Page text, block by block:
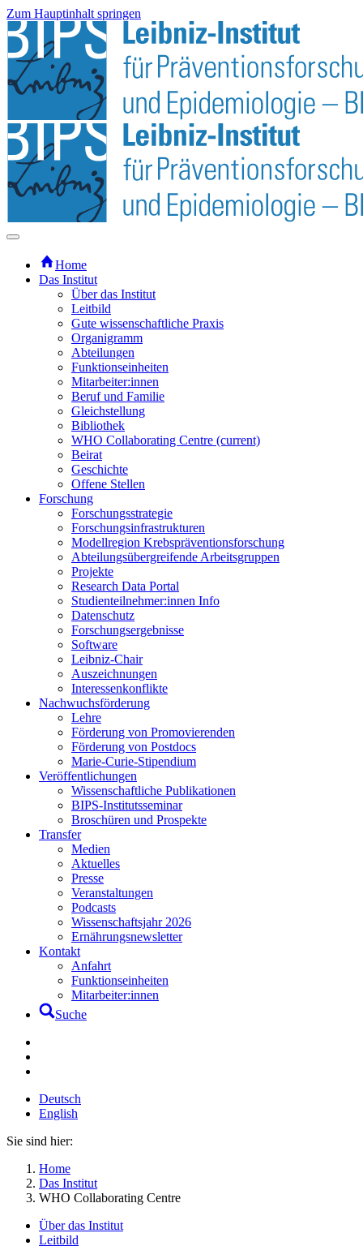
Zum Hauptinhalt springen
Home
Das Institut
Über das Institut
Leitbild
Gute wissenschaftliche Praxis
Organigramm
Abteilungen
Funktionseinheiten
Mitarbeiter:innen
Beruf und Familie
Gleichstellung
Bibliothek
WHO Collaborating Centre (current)
Beirat
Geschichte
Offene Stellen
Forschung
Forschungsstrategie
Forschungsinfrastrukturen
Modellregion Krebspräventionsforschung
Abteilungsübergreifende Arbeitsgruppen
Projekte
Research Data Portal
Studienteilnehmer:innen Info
Datenschutz
Forschungsergebnisse
Software
Leibniz-Chair
Auszeichnungen
Interessenkonflikte
Nachwuchsförderung
Lehre
Förderung von Promovierenden
Förderung von Postdocs
Marie-Curie-Stipendium
Veröffentlichungen
Wissenschaftliche Publikationen
BIPS-Institutsseminar
Broschüren und Prospekte
Transfer
Medien
Aktuelles
Presse
Veranstaltungen
Podcasts
Wissenschaftsjahr 2026
Ernährungsnewsletter
Kontakt
Anfahrt
Funktionseinheiten
Mitarbeiter:innen
Suche
Deutsch
English
Sie sind hier:
Home
Das Institut
WHO Collaborating Centre
Über das Institut
Leitbild